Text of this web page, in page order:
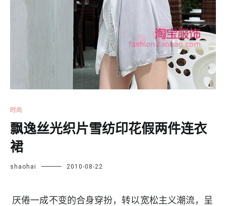
时尚
飘逸丝光织片雪纺印花假两件连衣
裙
shaohai 2010-08-22
厌倦一成不变的合身穿扮，转以宽松主义潮流，呈